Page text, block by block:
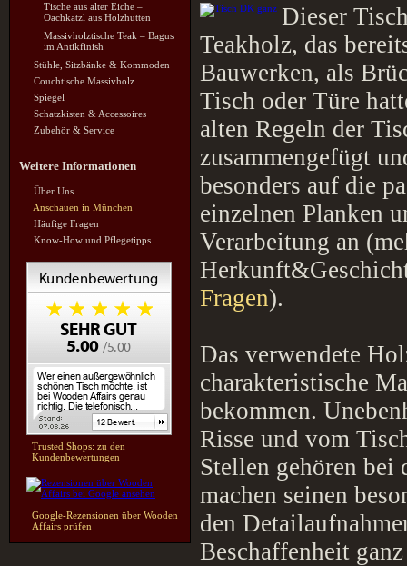
Tische aus alter Eiche –
Oachkatzl aus Holzhütten
Massivholztische Teak – Bagus
im Antikfinish
Stühle, Sitzbänke & Kommoden
Couchtische Massivholz
Spiegel
Schatzkisten & Accessoires
Zubehör & Service
Weitere Informationen
Über Uns
Anschauen in München
Häufige Fragen
Know-How und Pflegetipps
Trusted Shops: zu den
Kundenbewertungen
Google-Rezensionen über Wooden
Affairs prüfen
Dieser
Teakholz, das
Bauwerken, als
Tisch oder Türe
alten Regeln der
zusammengefügt
besonders auf die
einzelnen Planken
Verarbeitung an
Fragen).
Das verwendete
charakteristische
bekommen.
Risse und vom
Stellen gehören bei
machen seinen
den
Beschaffenheit